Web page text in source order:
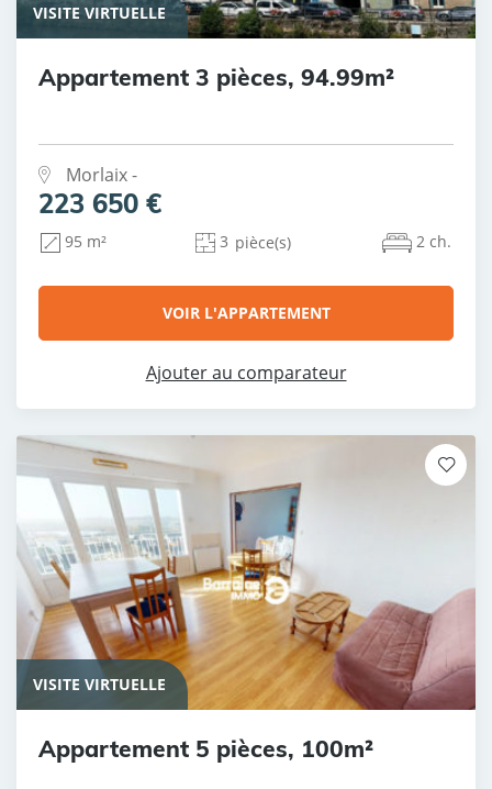
VISITE VIRTUELLE
Appartement 3 pièces, 94.99m²
Morlaix -
223 650 €
95 m² 3 pièce(s) 2 ch.
VOIR L'APPARTEMENT
Ajouter au comparateur
VISITE VIRTUELLE
Appartement 5 pièces, 100m²